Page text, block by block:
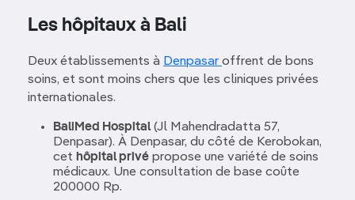
Les hôpitaux à Bali
Deux établissements à Denpasar offrent de bons
soins, et sont moins chers que les cliniques privées
internationales.
BaliMed Hospital(Jl Mahendradatta 57,
Denpasar). À Denpasar, du côté de Kerobokan,
cet hôpital privé propose une variété de soins
médicaux. Une consultation de base coûte
200000 Rp.